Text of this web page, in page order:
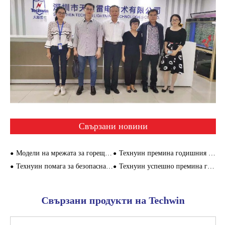
Свързани новини
Модели на мрежата за горещи продажби, специално създадени за метрото Сямен
Технуин премина годишния преглед на сертифицирането на системата за качество на Китай за 2022 г.
Технуин помага за безопасната работа на системата за мониторинг на университета в Шенжен
Технуин успешно премина годишния надзор и одит на системата за управление през 2021 г.
Свързани продукти на Techwin